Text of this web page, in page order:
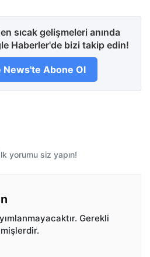
sıcak gelişmeleri anında
Haberler'de bizi takip edin!
News'te Abone Ol
yorumu siz yapın!
Gerekli